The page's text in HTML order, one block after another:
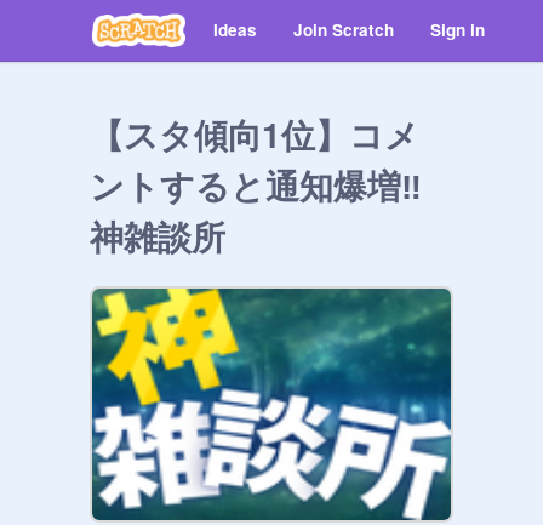
Ideas Join Scratch Sign in
【スタ傾向1位】コメ
ントすると通知爆増‼︎
神雑談所